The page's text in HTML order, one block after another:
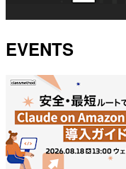
EVENTS